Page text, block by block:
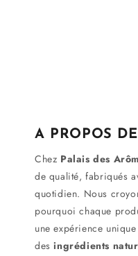
A PROPOS
Chez Palais des
de qualité, fabriqués
quotidien. Nous
pourquoi chaque
une expérience
desingrédients